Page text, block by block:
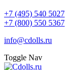
+7 (495) 540 5027
+7 (800) 550 5367
info@cdolls.ru
Toggle Nav